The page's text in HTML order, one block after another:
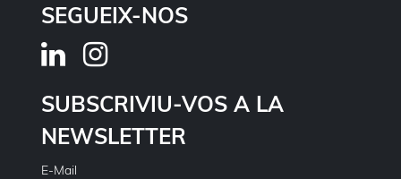
SEGUEIX-NOS
SUBSCRIVIU-VOS A LA
NEWSLETTER
E-Mail